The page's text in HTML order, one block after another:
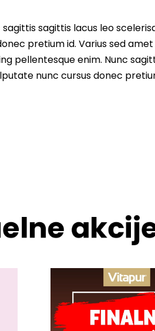
sagittis lacus leo
pretium id. Varius sed
pellentesque enim. Nunc
nunc cursus donec